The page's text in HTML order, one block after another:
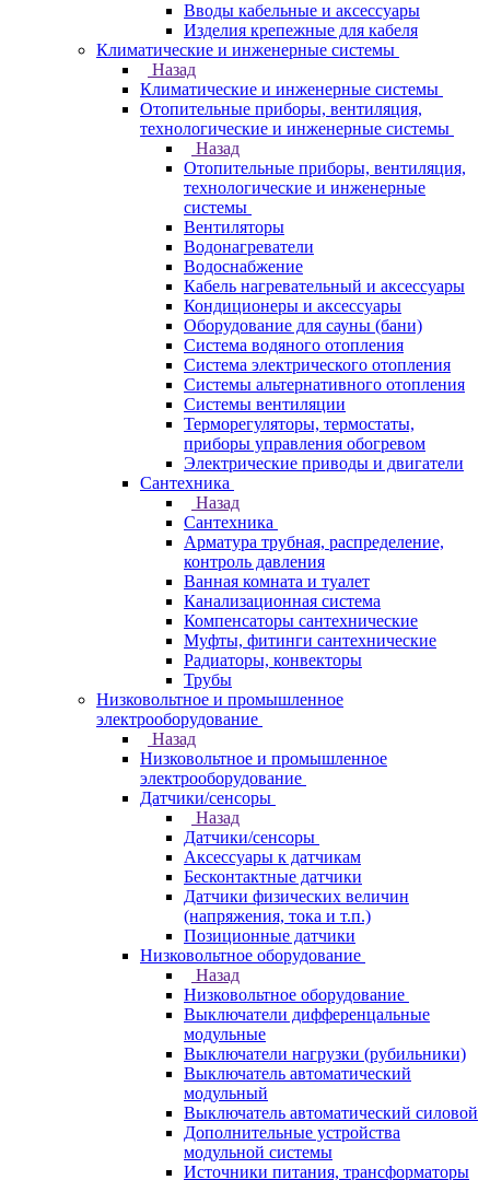
Вводы кабельные и аксессуары
Изделия крепежные для кабеля
Климатические и инженерные системы
Назад
Климатические и инженерные системы
Отопительные приборы, вентиляция,
технологические и инженерные системы
Назад
Отопительные приборы, вентиляция,
технологические и инженерные
системы
Вентиляторы
Водонагреватели
Водоснабжение
Кабель нагревательный и аксессуары
Кондиционеры и аксессуары
Оборудование для сауны (бани)
Система водяного отопления
Система электрического отопления
Системы альтернативного отопления
Системы вентиляции
Терморегуляторы, термостаты,
приборы управления обогревом
Электрические приводы и двигатели
Сантехника
Назад
Сантехника
Арматура трубная, распределение,
контроль давления
Ванная комната и туалет
Канализационная система
Компенсаторы сантехнические
Муфты, фитинги сантехнические
Радиаторы, конвекторы
Трубы
Низковольтное и промышленное
электрооборудование
Назад
Низковольтное и промышленное
электрооборудование
Датчики/сенсоры
Назад
Датчики/сенсоры
Аксессуары к датчикам
Бесконтактные датчики
Датчики физических величин
(напряжения, тока и т.п.)
Позиционные датчики
Низковольтное оборудование
Назад
Низковольтное оборудование
Выключатели дифференцальные
модульные
Выключатели нагрузки (рубильники)
Выключатель автоматический
модульный
Выключатель автоматический силовой
Дополнительные устройства
модульной системы
Источники питания, трансформаторы